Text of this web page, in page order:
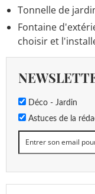
Tonnelle de
Fontaine
choisir et
Déco - Jardin
Astuces de la